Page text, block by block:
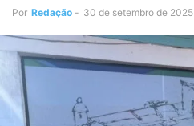
Por Redação - 30 de setembro de 2025